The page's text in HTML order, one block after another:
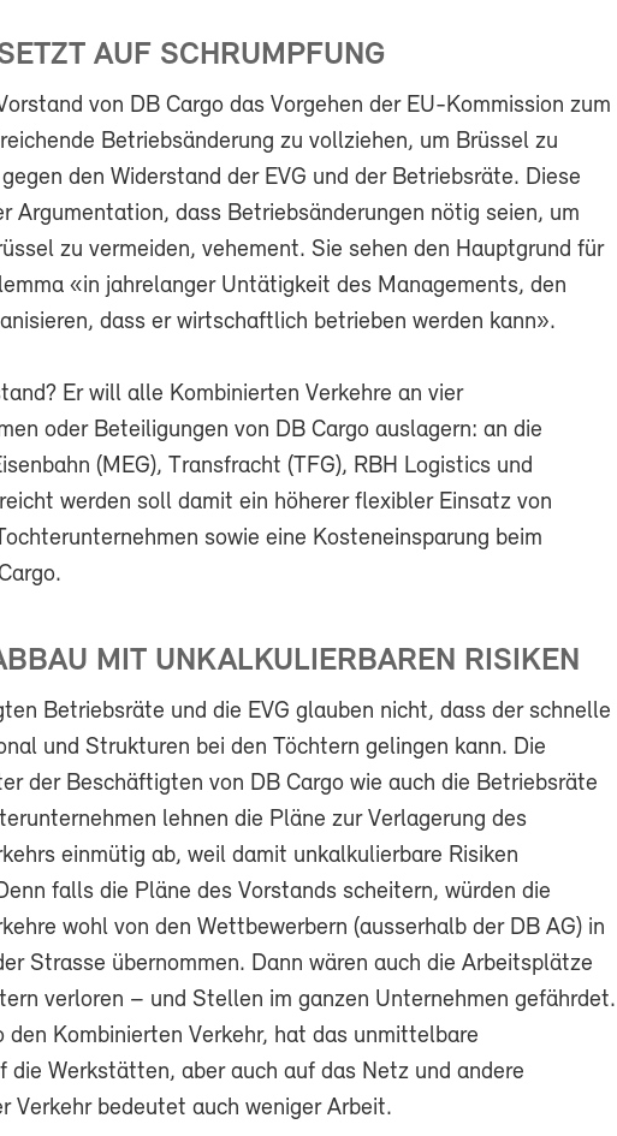
AUF SCHRUMPFUNG
von DB Cargo das Vorgehen der EU-Kommission zum
Betriebsänderung zu vollziehen, um Brüssel zu
den Widerstand der EVG und der Betriebsräte. Diese
Argumentation, dass Betriebsänderungen nötig seien, um
zu vermeiden, vehement. Sie sehen den Hauptgrund für
«in jahrelanger Untätigkeit des Managements, den
dass er wirtschaftlich betrieben werden kann».
Er will alle Kombinierten Verkehre an vier
oder Beteiligungen von DB Cargo auslagern: an die
(MEG), Transfracht (TFG), RBH Logistics und
werden soll damit ein höherer flexibler Einsatz von
sowie eine Kosteneinsparung beim
MIT UNKALKULIERBAREN RISIKEN
Betriebsräte und die EVG glauben nicht, dass der schnelle
und Strukturen bei den Töchtern gelingen kann. Die
der Beschäftigten von DB Cargo wie auch die Betriebsräte
lehnen die Pläne zur Verlagerung des
einmütig ab, weil damit unkalkulierbare Risiken
falls die Pläne des Vorstands scheitern, würden die
wohl von den Wettbewerbern (ausserhalb der DB AG) in
Strasse übernommen. Dann wären auch die Arbeitsplätze
verloren – und Stellen im ganzen Unternehmen gefährdet.
den Kombinierten Verkehr, hat das unmittelbare
die Werkstätten, aber auch auf das Netz und andere
Verkehr bedeutet auch weniger Arbeit.